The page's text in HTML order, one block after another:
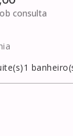
consulta
1